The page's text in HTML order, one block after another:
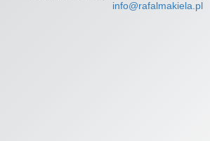
info@rafalmakiela.pl